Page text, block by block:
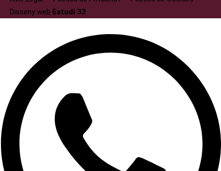
Disseny web Estudi 33